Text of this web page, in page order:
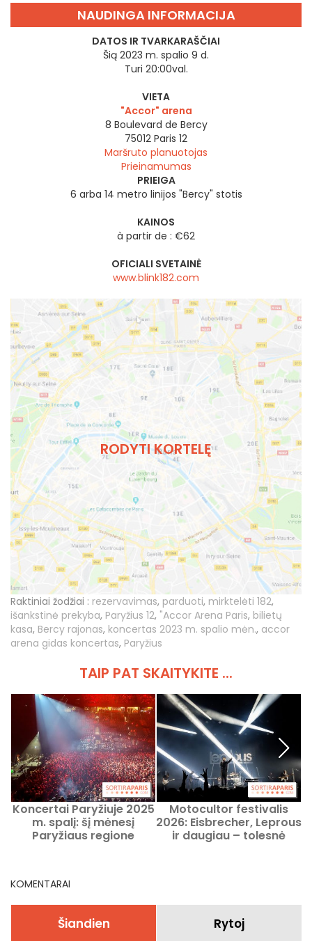
NAUDINGA INFORMACIJA
DATOS IR TVARKARAŠČIAI
Šią 2023 m. spalio 9 d.
Turi 20:00val.
VIETA
"Accor" arena
8 Boulevard de Bercy
75012 Paris 12
Maršruto planuotojas
Prieinamumas
PRIEIGA
6 arba 14 metro linijos "Bercy" stotis
KAINOS
à partir de : €62
OFICIALI SVETAINĖ
www.blink182.com
RODYTI KORTELĘ
Raktiniai žodžiai : rezervavimas, parduoti, mirktelėti 182,
išankstinė prekyba, Paryžius 12, "Accor Arena Paris, bilietų
kasa, Bercy rajonas, koncertas 2023 m. spalio mėn., accor
arena gidas koncertas, Paryžius
TAIP PAT SKAITYKITE ...
Koncertai Paryžiuje 2025
m. spalį: šį mėnesį
Paryžiaus regione
Motocultor festivalis
2026: Eisbrecher, Leprous
ir daugiau – tolesnė
KOMENTARAI
Šiandien Rytoj